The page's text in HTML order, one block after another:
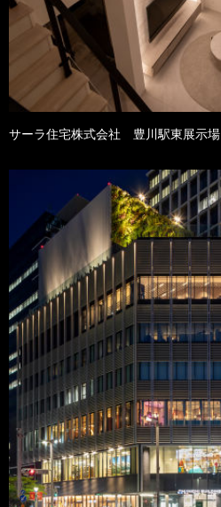
サーラ住宅株式会社 豊川駅東展示場